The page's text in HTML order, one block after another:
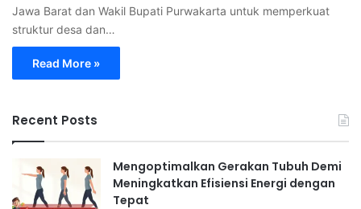
Jawa Barat dan Wakil Bupati Purwakarta untuk memperkuat
struktur desa dan…
Read More »
Recent Posts
Mengoptimalkan Gerakan Tubuh Demi
Meningkatkan Efisiensi Energi dengan
Tepat